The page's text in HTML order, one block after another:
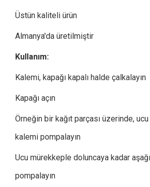
Üstün kaliteli ürün
Almanya'da üretilmiştir
Kullanım:
Kalemi, kapağı kapalı halde çalkalayın
Kapağı açın
Örneğin bir kağıt parçası üzerinde,
kalemi pompalayın
Ucu mürekkeple doluncaya kadar
pompalayın